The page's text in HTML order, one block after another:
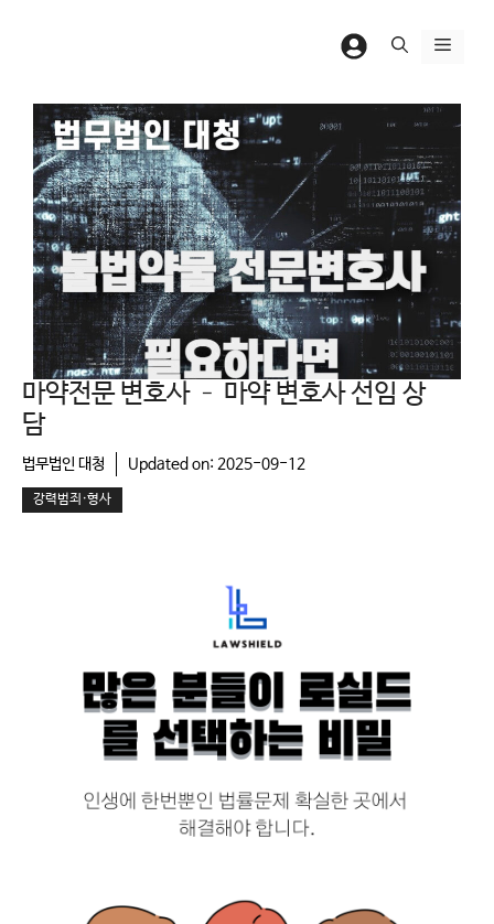
메
마약전문 변호사 – 마약 변호사 선임 상
담
법무법인 대청 Updated on: 2025-09-12
강력범죄·형사